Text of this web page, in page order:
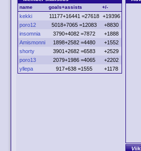
name goals+assists +/-
kekki 11177+16441 =27618
+19396
poro12
5018+7065 =12083
+8830
insomnia
3790+4082 =7872
+1888
Amismonni
1898+2582 =4480
+1552
shorty
3901+2682 =6583
+2529
poro13
2079+1986 =4065
+2202
yllepa
917+638 =1555 +1178